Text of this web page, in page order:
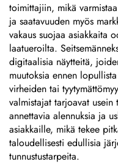
toimittajiin, mikä
ja saatavuuden myös
vakaus suojaa asiakkaita
laatueroilta.
digitaalisia näytteitä,
muutoksia ennen
virheiden tai
valmistajat tarjoavat
annettavia alennuksia ja
asiakkaille, mikä tekee
taloudellisesti edullisia
tunnustustarpeita.